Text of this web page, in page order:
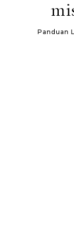
Panduan